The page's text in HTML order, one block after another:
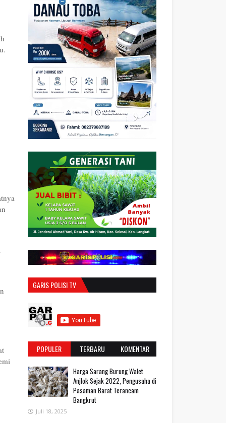
GARIS POLISI TV
POPULER TERBARU KOMENTAR
Harga Sarang Burung Walet
Anjlok Sejak 2022, Pengusaha di
Pasaman Barat Terancam
Bangkrut
Juli 18, 2025